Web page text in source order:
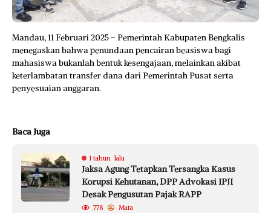
Mandau, 11 Februari 2025 – Pemerintah Kabupaten Bengkalis
menegaskan bahwa penundaan pencairan beasiswa bagi
mahasiswa bukanlah bentuk kesengajaan, melainkan akibat
keterlambatan transfer dana dari Pemerintah Pusat serta
penyesuaian anggaran.
Baca Juga
1 tahun lalu
Jaksa Agung Tetapkan Tersangka Kasus
Korupsi Kehutanan, DPP Advokasi IPJI
Desak Pengusutan Pajak RAPP
778 Mata